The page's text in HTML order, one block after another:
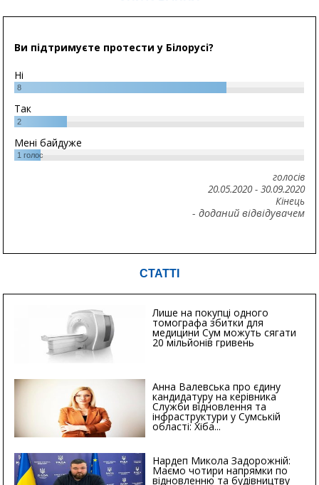
Ви підтримуєте протести у Білорусі?
Ні
8
Так
2
Мені байдуже
1 голос
голосів
20.05.2020- 30.09.2020
Кінець
- доданий відвідувачем
СТАТТІ
Лише на покупці одного
томографа збитки для
медицини Сум можуть сягати
20 мільйонів гривень
Анна Валевська про єдину
кандидатуру на керівника
Служби відновлення та
інфраструктури у Сумській
області: Хіба...
Нардеп Микола Задорожній:
Маємо чотири напрямки по
відновленню та будівництву